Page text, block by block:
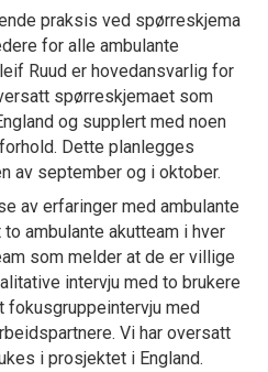
praksis ved spørreskjema
for alle ambulante
Ruud er hovedansvarlig for
spørreskjemaet som
og supplert med noen
Dette planlegges
av september og i oktober.
av erfaringer med ambulante
ambulante akutteam i hver
som melder at de er villige
intervju med to brukere
fokusgruppeintervju med
Vi har oversatt
i prosjektet i England.